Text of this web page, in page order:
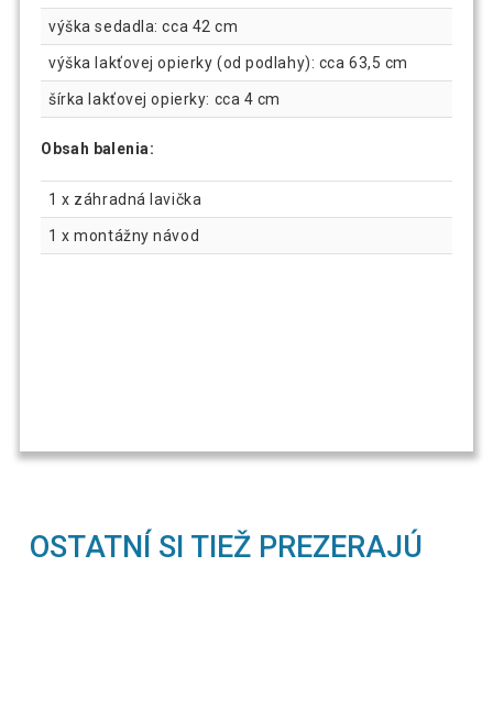
výška sedadla: cca 42 cm
výška lakťovej opierky (od podlahy): cca 63,5 cm
šírka lakťovej opierky: cca 4 cm
Obsah balenia:
1 x záhradná lavička
1 x montážny návod
OSTATNÍ SI TIEŽ PREZERAJÚ